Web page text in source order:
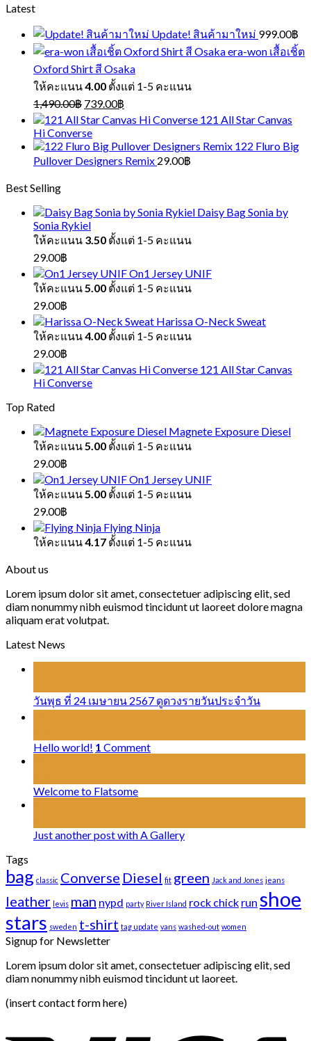
Latest
Update! สินค้ามาใหม่ 999.00฿
era-won เสื้อเชิ้ต
Oxford Shirt สี Osaka
ให้คะแนน4.00 ตั้งแต่ 1-5 คะแนน
1,490.00฿ Original
price
was:
1,490.00฿.
739.00฿
price
is:
739.00฿.
121 All Star Canvas
Hi Converse
122 Fluro Big
Pullover Designers Remix 29.00฿
Best Selling
Daisy Bag Sonia by
Sonia Rykiel
ให้คะแนน 3.50 ตั้งแต่ 1-5 คะแนน
29.00฿
On1 Jersey UNIF
ให้คะแนน5.00 ตั้งแต่ 1-5 คะแนน
29.00฿
Harissa O-Neck Sweat
ให้คะแนน4.00 ตั้งแต่ 1-5 คะแนน
29.00฿
121 All Star Canvas
Hi Converse
Top Rated
Magnete Exposure Diesel
ให้คะแนน5.00 ตั้งแต่ 1-5 คะแนน
29.00฿
On1 Jersey UNIF
ให้คะแนน5.00 ตั้งแต่ 1-5 คะแนน
29.00฿
Flying Ninja
ให้คะแนน4.17 ตั้งแต่ 1-5 คะแนน
About us
Lorem ipsum dolor sit amet, consectetuer adipiscing elit, sed
diam nonummy nibh euismod tincidunt ut laoreet dolore magna
aliquam erat volutpat.
Latest News
วันพุธ ที่ 24 เมษายน 2567 ดูดวงรายวันประจำวัน
Hello world! 1 Comment
Welcome to Flatsome
Just another post with A Gallery
Tags
bag classic Converse Diesel fit green Jack and Jones jeans
leather levis man nypd party River Island rock chick run shoe
stars sweden t-shirt tag update vans washed-out women
Signup for Newsletter
Lorem ipsum dolor sit amet, consectetuer adipiscing elit, sed
diam nonummy nibh euismod tincidunt ut laoreet.
(insert contact form here)